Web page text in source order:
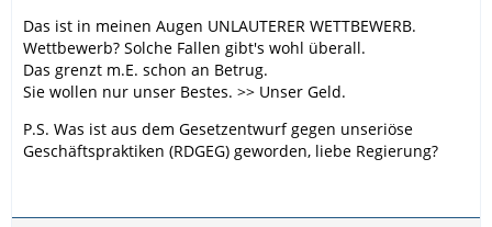
Das ist in meinen Augen UNLAUTERER WETTBEWERB.
Wettbewerb? Solche Fallen gibt's wohl überall.
Das grenzt m.E. schon an Betrug.
Sie wollen nur unser Bestes. >> Unser Geld.
P.S. Was ist aus dem Gesetzentwurf gegen unseriöse
Geschäftspraktiken (RDGEG) geworden, liebe Regierung?